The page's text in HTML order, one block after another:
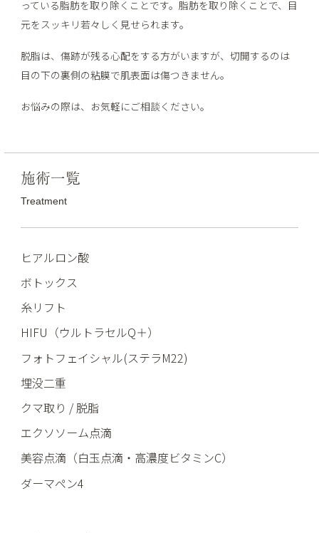
っている脂肪を取り除くことです。脂肪を取り除くことで、目
元をスッキリ若々しく見せられます。
脱脂は、傷跡が残る心配をする方がいますが、切開するのは
目の下の裏側の粘膜で肌表面は傷つきません。
お悩みの際は、お気軽にご相談ください。
施術一覧
Treatment
ヒアルロン酸
ボトックス
糸リフト
HIFU（ウルトラセルQ＋）
フォトフェイシャル(ステラM22)
埋没二重
クマ取り / 脱脂
エクソソーム点滴
美容点滴（白玉点滴・高濃度ビタミンC）
ダーマペン4